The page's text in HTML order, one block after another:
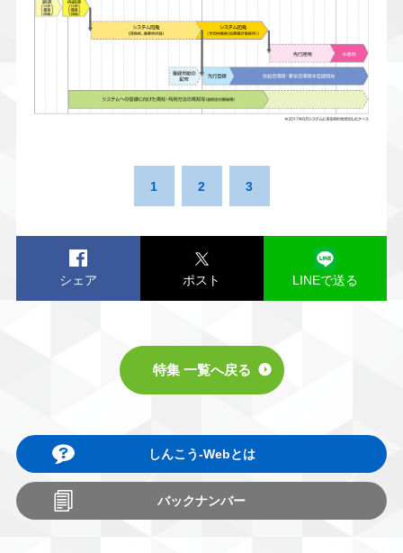
1 2 3
シェア ポスト LINEで送る
特集 一覧へ戻る
しんこう-Webとは
バックナンバー